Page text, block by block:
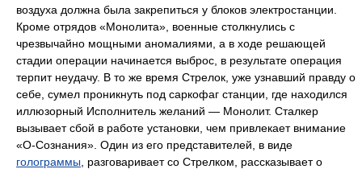
воздуха должна была закрепиться у блоков электростанции.
Кроме отрядов «Монолита», военные столкнулись с
чрезвычайно мощными аномалиями, а в ходе решающей
стадии операции начинается выброс, в результате операция
терпит неудачу. В то же время Стрелок, уже узнавший правду о
себе, сумел проникнуть под саркофаг станции, где находился
иллюзорный Исполнитель желаний — Монолит. Сталкер
вызывает сбой в работе установки, чем привлекает внимание
«О-Сознания». Один из его представителей, в виде
голограммы , разговаривает со Стрелком, рассказывает о